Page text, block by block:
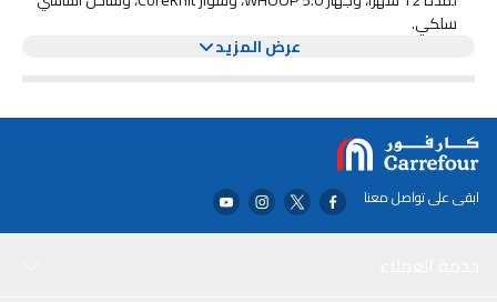
سلكي.
مراقبة مستمرة: يراقب جهاز WHOOP أهم مؤشراتك بدقة عالية، بما في
الأسبوع لتحسين لياقتك البدنية، وتعافيك، وصحتك العامة.
الغذائي، ووقت الاستيقاظ المنتظم، ومستويات التوتر، والمزيد باستخدام
دفتر يوميات WHOOP لفهم كيف تُساعد العادات أو تُعيق تعافيك.
إرشادات شخصية مع مدرب WHOOP: احصل على توصيات يومية بشأن
النوم، والإجهاد، والتعافي لتحقيق أقصى قدر من الأداء، بالإضافة إلى
عرض المزيد
ابقى على تواصل معنا